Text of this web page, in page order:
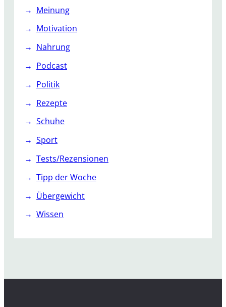
Meinung
Motivation
Nahrung
Podcast
Politik
Rezepte
Schuhe
Sport
Tests/Rezensionen
Tipp der Woche
Übergewicht
Wissen